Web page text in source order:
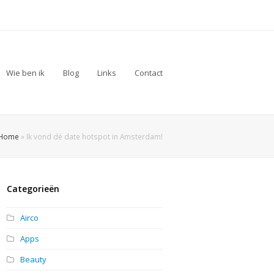
Wie ben ik Blog Links Contact
» Ik vond dé date hotspot in Amsterdam!
Categorieën
Airco
Apps
Beauty